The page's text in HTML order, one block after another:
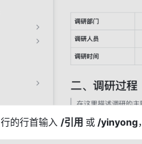
的行首输入 /引用 或 /yinyong